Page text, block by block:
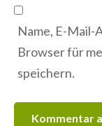
Name, E-Mail-
Browser für
speichern.